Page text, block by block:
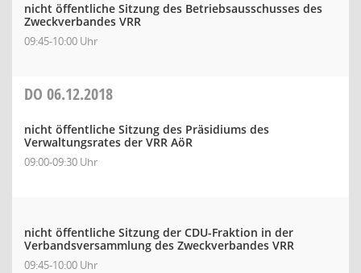
nicht öffentliche Sitzung des Betriebsausschusses des
Zweckverbandes VRR
09:45-10:00 Uhr
DO 06.12.2018
nicht öffentliche Sitzung des Präsidiums des
Verwaltungsrates der VRR AöR
09:00-09:30 Uhr
nicht öffentliche Sitzung der CDU-Fraktion in der
Verbandsversammlung des Zweckverbandes VRR
09:45-10:00 Uhr